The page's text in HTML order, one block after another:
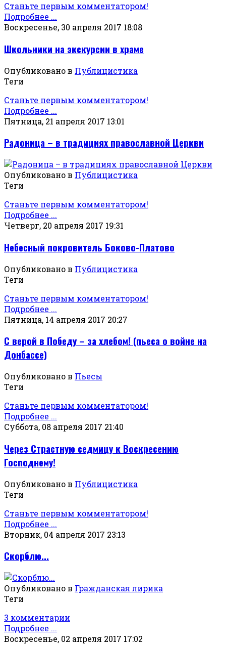
Станьте первым комментатором!
Подробнее ...
Воскресенье, 30 апреля 2017 18:08
Школьники на экскурсии в храме
Опубликовано в Публицистика
Теги
Станьте первым комментатором!
Подробнее ...
Пятница, 21 апреля 2017 13:01
Радоница – в традициях православной Церкви
Опубликовано в Публицистика
Теги
Станьте первым комментатором!
Подробнее ...
Четверг, 20 апреля 2017 19:31
Небесный покровитель Боково-Платово
Опубликовано в Публицистика
Теги
Станьте первым комментатором!
Подробнее ...
Пятница, 14 апреля 2017 20:27
С верой в Победу – за хлебом! (пьеса о войне на
Донбассе)
Опубликовано в Пьесы
Теги
Станьте первым комментатором!
Подробнее ...
Суббота, 08 апреля 2017 21:40
Через Страстную седмицу к Воскресению
Господнему!
Опубликовано в Публицистика
Теги
Станьте первым комментатором!
Подробнее ...
Вторник, 04 апреля 2017 23:13
Скорблю...
Опубликовано в Гражданская лирика
Теги
3 комментарии
Подробнее ...
Воскресенье, 02 апреля 2017 17:02